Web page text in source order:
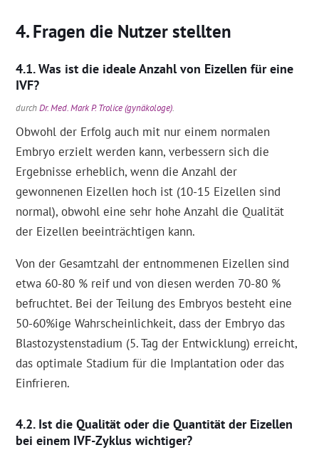
Fragen die Nutzer stellten
Was ist die ideale Anzahl von Eizellen für eine
IVF?
durchDr. Med. Mark P. Trolice (gynäkologe).
Obwohl der Erfolg auch mit nur einem normalen
Embryo erzielt werden kann, verbessern sich die
Ergebnisse erheblich, wenn die Anzahl der
gewonnenen Eizellen hoch ist (10-15 Eizellen sind
normal), obwohl eine sehr hohe Anzahl die Qualität
der Eizellen beeinträchtigen kann.
Von der Gesamtzahl der entnommenen Eizellen sind
etwa 60-80 % reif und von diesen werden 70-80 %
befruchtet. Bei der Teilung des Embryos besteht eine
50-60%ige Wahrscheinlichkeit, dass der Embryo das
Blastozystenstadium (5. Tag der Entwicklung) erreicht,
das optimale Stadium für die Implantation oder das
Einfrieren.
Ist die Qualität oder die Quantität der Eizellen
bei einem IVF-Zyklus wichtiger?